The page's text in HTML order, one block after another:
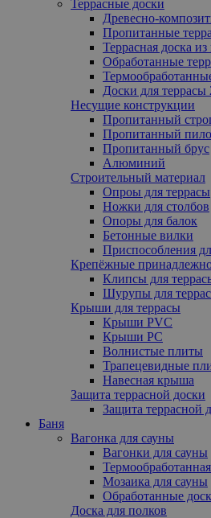
Террасные доски
Древесно-
Пропитанные
Террасная доска
Обработанные
Доски для террасы
Несущие конструкции
Пропитанный
Пропитанный
Пропитанный брус
Алюминий
Строительный материал
Опроы для террасы
Ножки для столбов
Опоры для балок
Бетонные вилки
Приспособления
Крепёжные
Клипсы для
Шурупы для
Крыши для террасы
Крыши PVC
Крыши PC
Волнистые плиты
Трапецевидные
Навесная крыша
Защита террасной доски
Защита террасной
Баня
Вагонка для сауны
Вагонки для сауны
Мозаика для сауны
Обработанные
Доска для полков